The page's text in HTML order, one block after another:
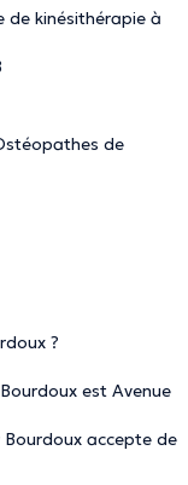
de kinésithérapie à
de
?
est Avenue
accepte de